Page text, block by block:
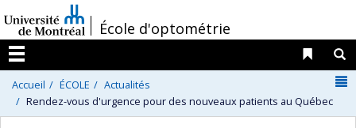
au
contenu
/École d'optométrie
Menu
Liens
Accueil ÉCOLE
Actualités
Rendez-vous d'urgence pour des nouveaux patients au Québec